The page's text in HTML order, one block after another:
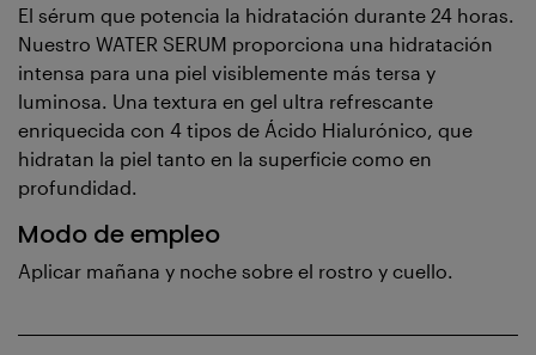
El sérum que potencia la hidratación durante 24 horas.
Nuestro WATER SERUM proporciona una hidratación
intensa para una piel visiblemente más tersa y
luminosa. Una textura en gel ultra refrescante
enriquecida con 4 tipos de Ácido Hialurónico, que
hidratan la piel tanto en la superficie como en
profundidad.
Modo de empleo
Aplicar mañana y noche sobre el rostro y cuello.